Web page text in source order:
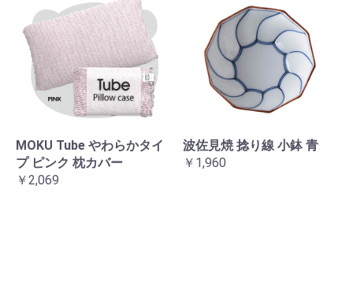
MOKU Tube やわらかタイ
プ ピンク 枕カバー
￥2,069
波佐見焼 捻り線 小鉢 青
￥1,960